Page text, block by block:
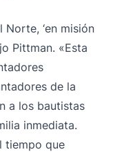
‘en misión
Pittman. «Esta
de la
a los bautistas
inmediata.
tiempo que